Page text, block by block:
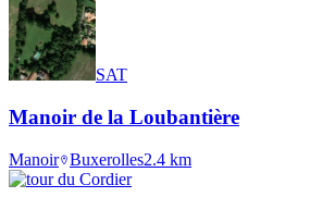
SAT
Manoir de la Loubantière
Manoir Buxerolles2.4 km